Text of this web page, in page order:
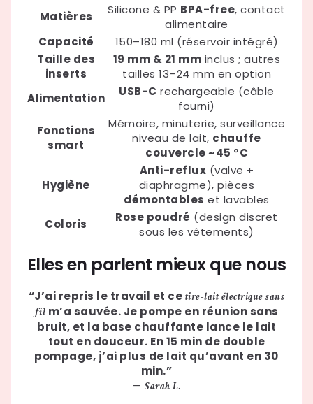
Matières Silicone & PP BPA-free, contact
alimentaire
Capacité
150–180 ml (réservoir intégré)
Taille des
inserts
19 mm & 21 mm inclus ; autres
tailles 13–24 mm en option
Alimentation
USB-C rechargeable (câble
fourni)
Fonctions
smart
Mémoire, minuterie, surveillance
niveau de lait, chauffe
couvercle ~45 °C
Hygiène
Anti-reflux (valve +
diaphragme), pièces
démontables et lavables
Coloris
Rose poudré (design discret
sous les vêtements)
Elles en parlent mieux que nous
“J’ai repris le travail et ce tire-lait électrique sans
fil m’a sauvée. Je pompe en réunion sans
bruit, et la base chauffante lance le lait
tout en douceur. En 15 min de double
pompage, j’ai plus de lait qu’avant en 30
min.”
— Sarah L.